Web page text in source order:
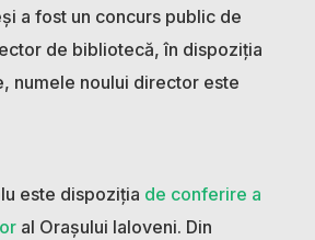
a fost un concurs public de
de bibliotecă, în dispoziția
numele noului director este
este dispoziția de conferire a
al Orașului Ialoveni. Din